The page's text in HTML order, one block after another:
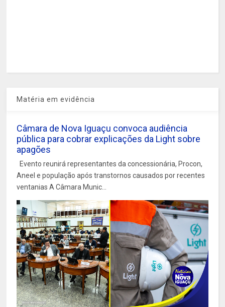
Matéria em evidência
Câmara de Nova Iguaçu convoca audiência
pública para cobrar explicações da Light sobre
apagões
Evento reunirá representantes da concessionária, Procon,
Aneel e população após transtornos causados por recentes
ventanias A Câmara Munic...